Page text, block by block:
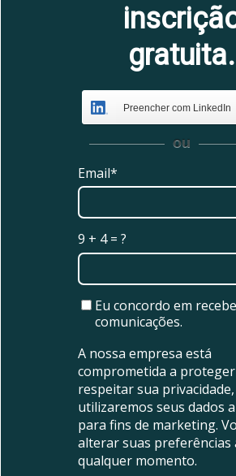
gratuita.
Preencher com LinkedIn
ou
Email*
9 + 4 = ?
Eu concordo em
comunicações.
A nossa empresa está
comprometida a
respeitar sua privacidade,
utilizaremos seus dados
para fins de marketing.
alterar suas preferências
qualquer momento.